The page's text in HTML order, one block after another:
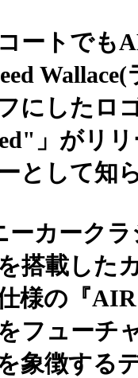
ートでも
にしたロ
」がリ
として知
ーカーク
搭載した
様の『
フューチ
象徴する